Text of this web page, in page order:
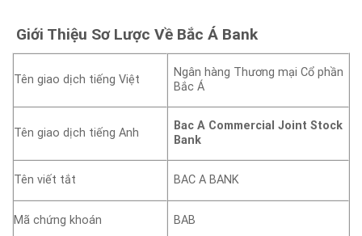
Giới Thiệu Sơ Lược Về Bắc Á Bank
Tên giao dịch tiếng Việt
Ngân hàng Thương mại Cổ phần
Bắc Á
Tên giao dịch tiếng Anh
Bac A Commercial Joint Stock
Bank
Tên viết tắt BAC A BANK
Mã chứng khoán BAB